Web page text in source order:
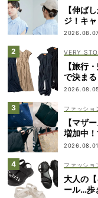
【伸ば
ジ！キ
2026.08.07
VERY
【旅行
で決ま
2026.08.05
ファッショ
【マザ
増加中
2026.08.01
ファッショ
大人の
ール…歩